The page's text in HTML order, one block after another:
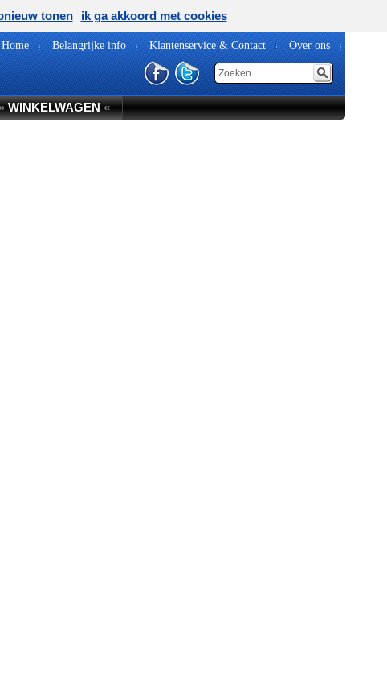
Home Belangrijke info Klantenservice & Contact Over ons
WINKELWAGEN«
tonen ik ga akkoord met cookies